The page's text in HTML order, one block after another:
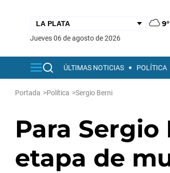
9°
jueves 06 de agosto de 2026
ÚLTIMAS NOTICIAS POLÍTICA
Portada >Política >Sergio Berni
Para Sergio
etapa de